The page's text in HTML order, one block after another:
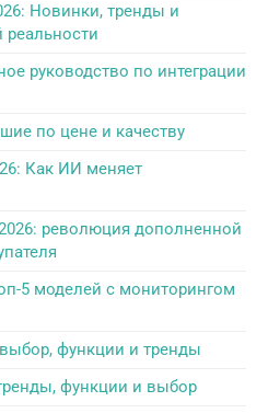
Новинки, тренды и
руководство по интеграции
по цене и качеству
Как ИИ меняет
революция дополненной
5 моделей с мониторингом
функции и тренды
функции и выбор